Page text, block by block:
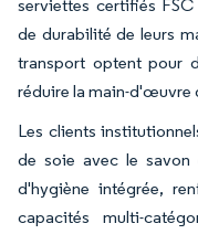
serviettes certifiés
de durabilité de leurs
transport optent pour
réduire la main-d'œuvre
Les clients
de soie avec le savon
d'hygiène intégrée,
capacités multi-